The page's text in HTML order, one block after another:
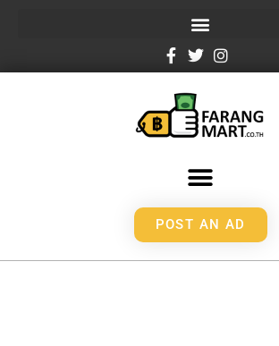
POST AN AD